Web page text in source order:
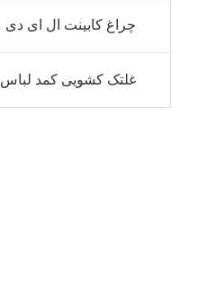
چراغ کابینت ال ای دی
غلتک کشویی کمد لباس